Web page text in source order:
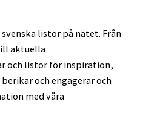
listor på nätet. Från
aktuella
och listor för inspiration,
och engagerar och
med våra